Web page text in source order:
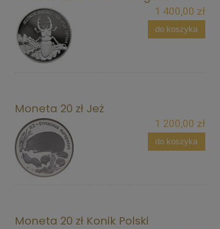
1 400,00 zł
do koszyka
Moneta 20 zł Jeż
1 200,00 zł
do koszyka
Moneta 20 zł Konik Polski